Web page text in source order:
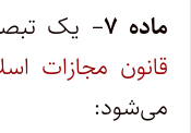
ماده ۷
– یک
قانون مجازات
می‌شود: